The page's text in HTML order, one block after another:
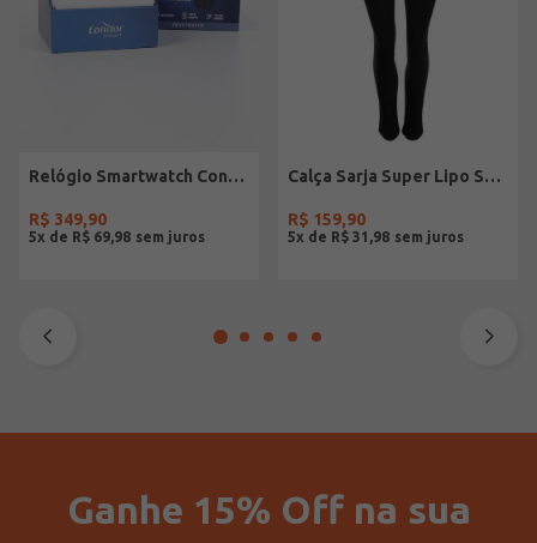
Relógio Smartwatch Condor PRETO
R$ 349,90
5x de R$ 69 98
Calça Sarja Super Lipo Sawary Feminina Preto
R$ 159,90
5x de R$ 31 98
Ganhe 15% Off na sua